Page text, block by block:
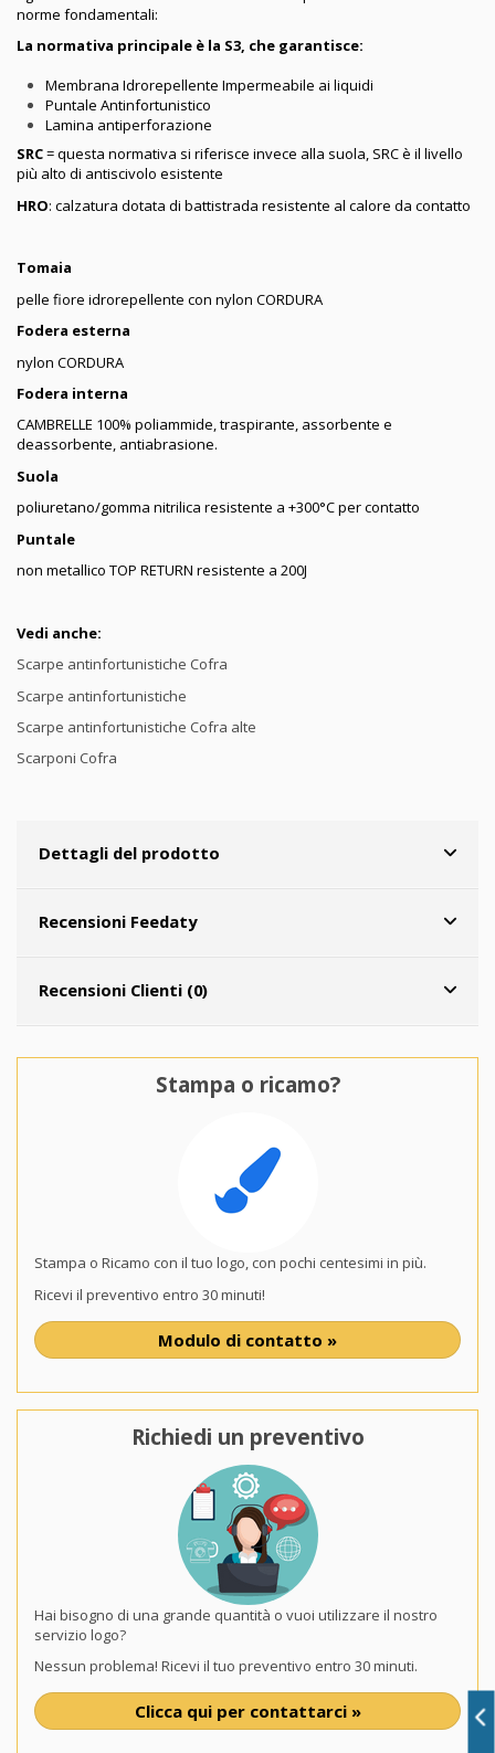
norme fondamentali:
La normativa principale è la S3, che garantisce:
Membrana Idrorepellente Impermeabile ai liquidi
Puntale Antinfortunistico
Lamina antiperforazione
SRC= questa normativa si riferisce invece alla suola, SRC è il livello
più alto di antiscivolo esistente
HRO: calzatura dotata di battistrada resistente al calore da contatto
Tomaia
pelle fiore idrorepellente con nylon CORDURA
Fodera esterna
nylon CORDURA
Fodera interna
CAMBRELLE 100% poliammide, traspirante, assorbente e
deassorbente, antiabrasione.
Suola
poliuretano/gomma nitrilica resistente a +300°C per contatto
Puntale
non metallico TOP RETURN resistente a 200J
Vedi anche:
Scarpe antinfortunistiche Cofra
Scarpe antinfortunistiche
Scarpe antinfortunistiche Cofra alte
Scarponi Cofra
Dettagli del prodotto
Recensioni Feedaty
Recensioni Clienti (0)
Stampa o ricamo?
Stampa o Ricamo con il tuo logo, con pochi centesimi in più.
Ricevi il preventivo entro 30 minuti!
Modulo di contatto »
Richiedi un preventivo
Hai bisogno di una grande quantità o vuoi utilizzare il nostro
servizio logo?
Nessun problema! Ricevi il tuo preventivo entro 30 minuti.
Clicca qui per contattarci »